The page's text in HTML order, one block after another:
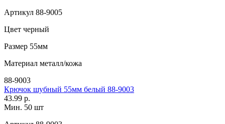
Артикул 88-9005
Цвет черный
Размер 55мм
Материал металл/кожа
88-9003
Крючок шубный 55мм белый 88-9003
43.99 р.
Мин. 50 шт